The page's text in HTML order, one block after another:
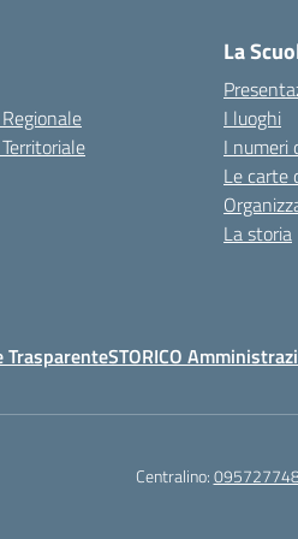
La
I luoghi
I numeri
Le carte
La storia
STORICO
Centralino: